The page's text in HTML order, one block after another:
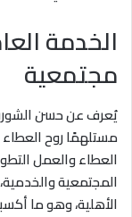
الخدمة
مجتمعية
يُعرف عن حسن
مستلهمًا روح العطاء
العطاء والعمل
المجتمعية
الأهلية، وهو ما